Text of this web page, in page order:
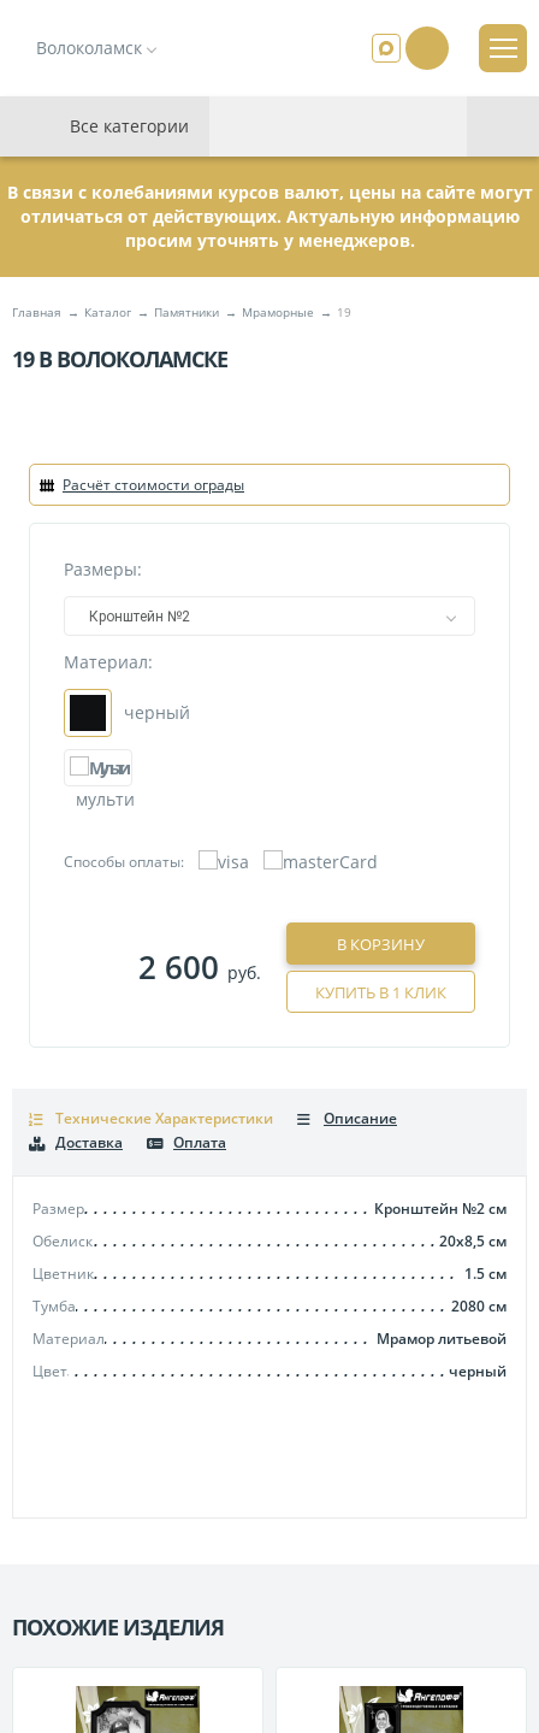
Волоколамск
Все категории
В связи с колебаниями курсов валют, цены на сайте могут
отличаться от действующих. Актуальную информацию
просим уточнять у менеджеров.
Главная Каталог Памятники Мраморные 19
19 В ВОЛОКОЛАМСКЕ
Расчёт стоимости ограды
Размеры:
Кронштейн №2
Материал:
черный
мульти
Способы оплаты:
2 600 руб.
В КОРЗИНУ
КУПИТЬ В 1 КЛИК
Технические Характеристики
Размер Кронштейн №2см
Обелиск
20х8,5см
Цветник
1.5см
Тумба
2080см
Материал
Мрамор литьевой
Цвет
черный
Описание
Доставка
Оплата
ПОХОЖИЕ ИЗДЕЛИЯ